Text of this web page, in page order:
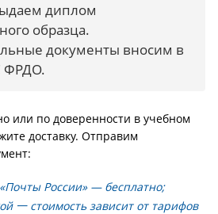
диплом
образца.
документы вносим в
ФРДО.
или по доверенности в учебном
доставку. Отправим
России» — бесплатно;
一 стоимость зависит от тарифов